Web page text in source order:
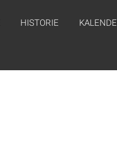
HISTORIE